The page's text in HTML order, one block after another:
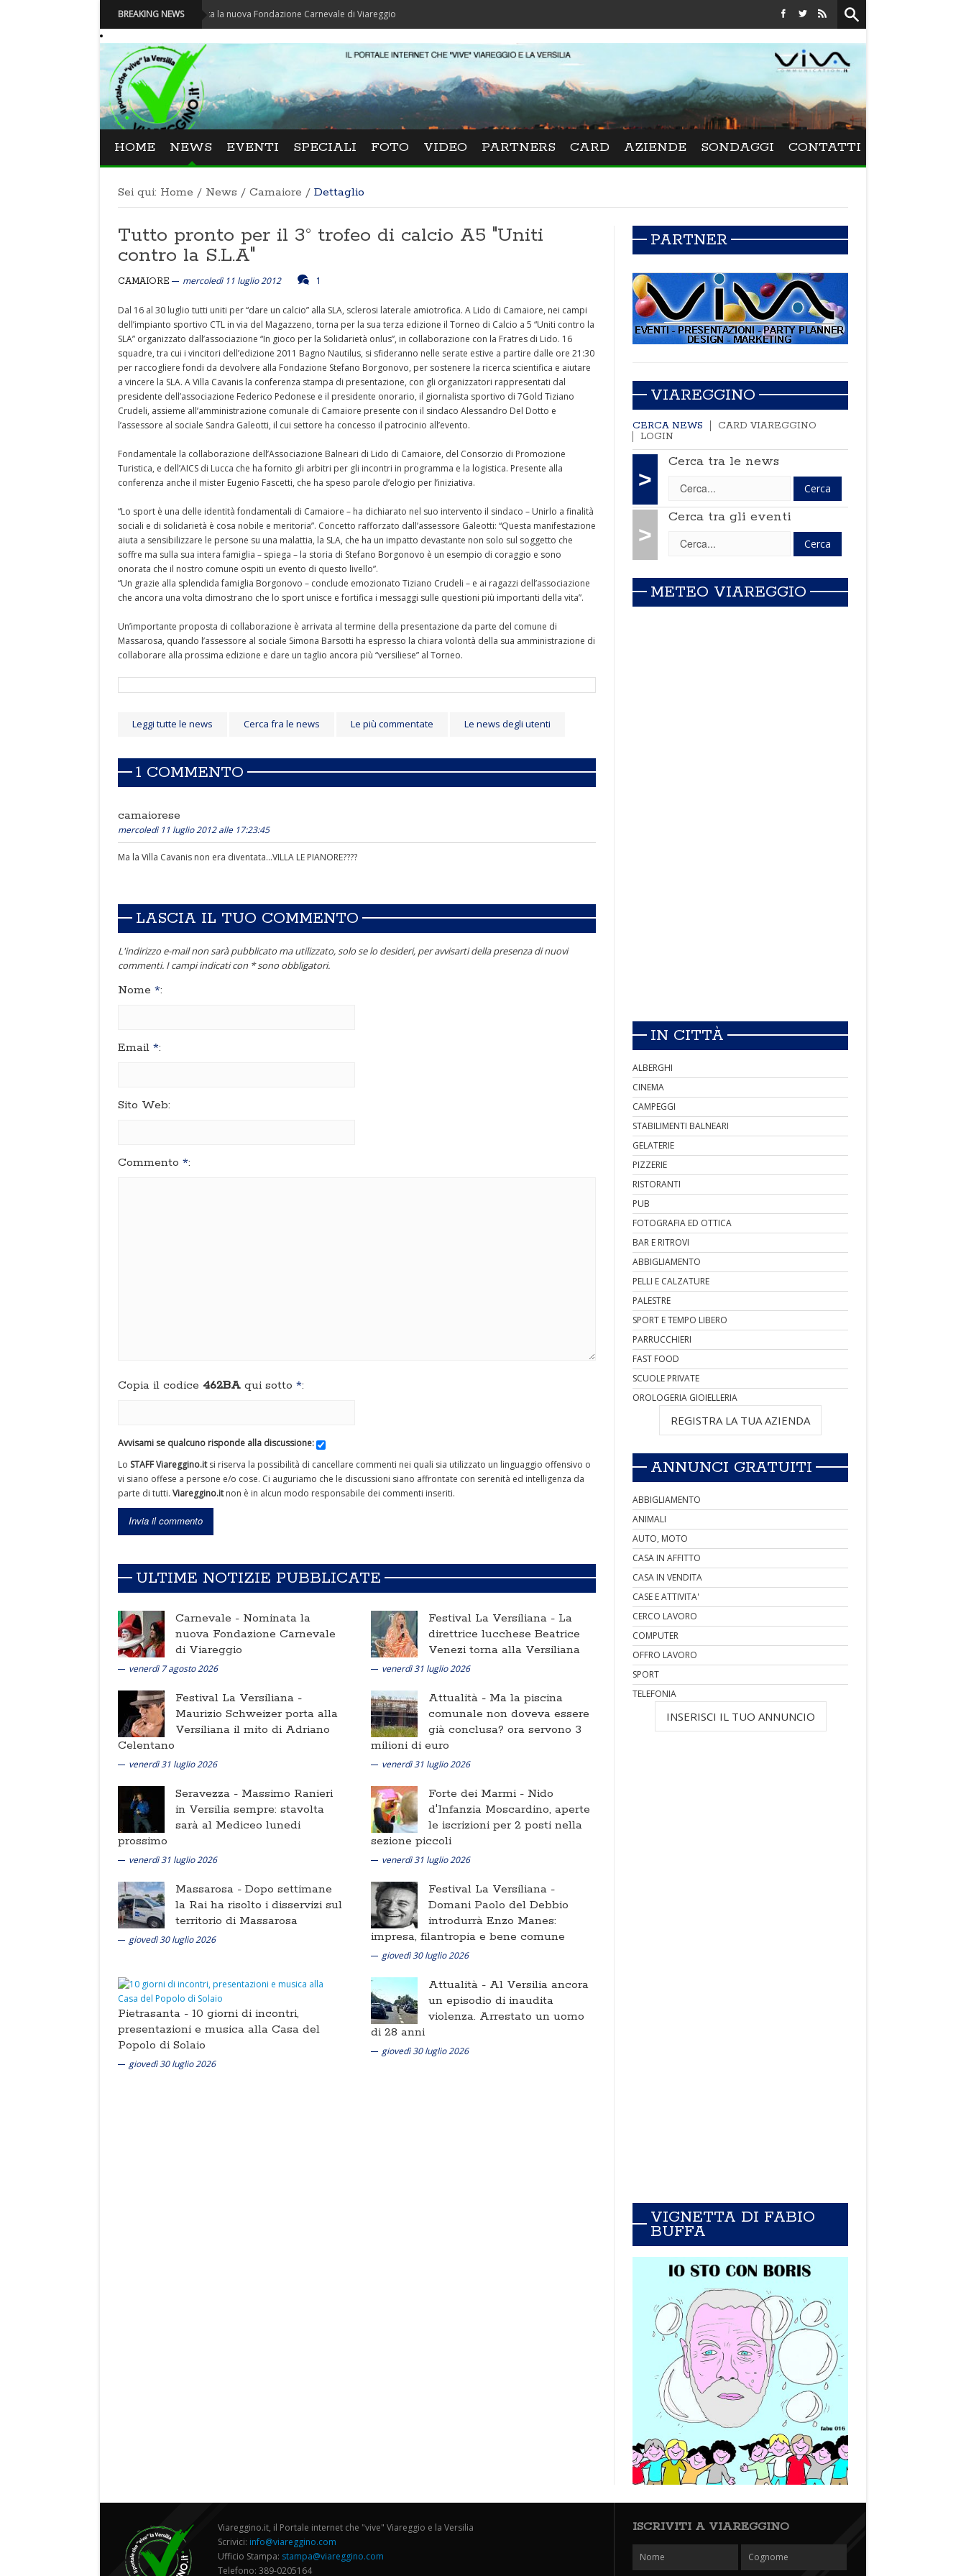
BREAKING NEWS
Carnevale - Nominata la nuova Fondazione Carnevale di Viareggio Festival La Versiliana - La direttrice lucchese Beatrice
HOME NEWS EVENTI SPECIALI FOTO VIDEO PARTNERS CARD AZIENDE SONDAGGI CONTATTI
Sei qui: Home / News / Camaiore / Dettaglio
Tutto pronto per il 3° trofeo di calcio A5 "Uniti
contro la S.L.A"
CAMAIORE mercoledì 11 luglio 2012 1
Dal 16 al 30 luglio tutti uniti per “dare un calcio” alla SLA, sclerosi laterale amiotrofica. A Lido di Camaiore, nei campi
dell’impianto sportivo CTL in via del Magazzeno, torna per la sua terza edizione il Torneo di Calcio a 5 “Uniti contro la
SLA” organizzato dall’associazione “In gioco per la Solidarietà onlus”, in collaborazione con la Fratres di Lido. 16
squadre, tra cui i vincitori dell’edizione 2011 Bagno Nautilus, si sfideranno nelle serate estive a partire dalle ore 21:30
per raccogliere fondi da devolvere alla Fondazione Stefano Borgonovo, per sostenere la ricerca scientifica e aiutare
a vincere la SLA. A Villa Cavanis la conferenza stampa di presentazione, con gli organizzatori rappresentati dal
presidente dell’associazione Federico Pedonese e il presidente onorario, il giornalista sportivo di 7Gold Tiziano
Crudeli, assieme all’amministrazione comunale di Camaiore presente con il sindaco Alessandro Del Dotto e
l’assessore al sociale Sandra Galeotti, il cui settore ha concesso il patrocinio all’evento.
Fondamentale la collaborazione dell’Associazione Balneari di Lido di Camaiore, del Consorzio di Promozione
Turistica, e dell’AICS di Lucca che ha fornito gli arbitri per gli incontri in programma e la logistica. Presente alla
conferenza anche il mister Eugenio Fascetti, che ha speso parole d’elogio per l’iniziativa.
“Lo sport è una delle identità fondamentali di Camaiore – ha dichiarato nel suo intervento il sindaco – Unirlo a finalità
sociali e di solidarietà è cosa nobile e meritoria”. Concetto rafforzato dall’assessore Galeotti: “Questa manifestazione
aiuta a sensibilizzare le persone su una malattia, la SLA, che ha un impatto devastante non solo sul soggetto che
soffre ma sulla sua intera famiglia – spiega – la storia di Stefano Borgonovo è un esempio di coraggio e sono
onorata che il nostro comune ospiti un evento di questo livello”.
“Un grazie alla splendida famiglia Borgonovo – conclude emozionato Tiziano Crudeli – e ai ragazzi dell’associazione
che ancora una volta dimostrano che lo sport unisce e fortifica i messaggi sulle questioni più importanti della vita”.
Un’importante proposta di collaborazione è arrivata al termine della presentazione da parte del comune di
Massarosa, quando l’assessore al sociale Simona Barsotti ha espresso la chiara volontà della sua amministrazione di
collaborare alla prossima edizione e dare un taglio ancora più “versiliese” al Torneo.
Leggi tutte le news Cerca fra le news Le più commentate Le news degli utenti
1 COMMENTO
camaiorese
mercoledì 11 luglio 2012 alle 17:23:45
Ma la Villa Cavanis non era diventata...VILLA LE PIANORE????
LASCIA IL TUO COMMENTO
L'indirizzo e-mail non sarà pubblicato ma utilizzato, solo se lo desideri, per avvisarti della presenza di nuovi
commenti. I campi indicati con * sono obbligatori.
Nome *:
Email *:
Sito Web:
Commento *:
Copia il codice 462BA qui sotto *:
Avvisami se qualcuno risponde alla discussione:
Lo STAFF Viareggino.itsi riserva la possibilità di cancellare commenti nei quali sia utilizzato un linguaggio offensivo o
vi siano offese a persone e/o cose. Ci auguriamo che le discussioni siano affrontate con serenità ed intelligenza da
parte di tutti. Viareggino.itnon è in alcun modo responsabile dei commenti inseriti.
ULTIME NOTIZIE PUBBLICATE
Carnevale - Nominata la
nuova Fondazione Carnevale
di Viareggio
venerdì 7 agosto 2026
Festival La Versiliana - La
direttrice lucchese Beatrice
Venezi torna alla Versiliana
venerdì 31 luglio 2026
Festival La Versiliana -
Maurizio Schweizer porta alla
Versiliana il mito di Adriano
Celentano
venerdì 31 luglio 2026
Attualità - Ma la piscina
comunale non doveva essere
già conclusa? ora servono 3
milioni di euro
venerdì 31 luglio 2026
Seravezza - Massimo Ranieri
in Versilia sempre: stavolta
sarà al Mediceo lunedi
prossimo
venerdì 31 luglio 2026
Forte dei Marmi - Nido
d'Infanzia Moscardino, aperte
le iscrizioni per 2 posti nella
sezione piccoli
venerdì 31 luglio 2026
Massarosa - Dopo settimane
la Rai ha risolto i disservizi sul
territorio di Massarosa
giovedì 30 luglio 2026
Festival La Versiliana -
Domani Paolo del Debbio
introdurrà Enzo Manes:
impresa, filantropia e bene comune
giovedì 30 luglio 2026
Pietrasanta - 10 giorni di incontri,
presentazioni e musica alla Casa del
Popolo di Solaio
giovedì 30 luglio 2026
Attualità - Al Versilia ancora
un episodio di inaudita
violenza. Arrestato un uomo
di 28 anni
giovedì 30 luglio 2026
PARTNER
VIAREGGINO
CERCA NEWS
CARD VIAREGGINO
LOGIN
>
Cerca tra le news
>
Cerca tra gli eventi
METEO VIAREGGIO
IN CITTÀ
ALBERGHI
CINEMA
CAMPEGGI
STABILIMENTI BALNEARI
GELATERIE
PIZZERIE
RISTORANTI
PUB
FOTOGRAFIA ED OTTICA
BAR E RITROVI
ABBIGLIAMENTO
PELLI E CALZATURE
PALESTRE
SPORT E TEMPO LIBERO
PARRUCCHIERI
FAST FOOD
SCUOLE PRIVATE
OROLOGERIA GIOIELLERIA
REGISTRA LA TUA AZIENDA
ANNUNCI GRATUITI
ABBIGLIAMENTO
ANIMALI
AUTO, MOTO
CASA IN AFFITTO
CASA IN VENDITA
CASE E ATTIVITA'
CERCO LAVORO
COMPUTER
OFFRO LAVORO
SPORT
TELEFONIA
INSERISCI IL TUO ANNUNCIO
VIGNETTA DI FABIO
BUFFA
Viareggino.it, il Portale internet che "vive" Viareggio e la Versilia
Scrivici: info@viareggino.com
Ufficio Stampa: stampa@viareggino.com
Telefono: 389-0205164
ISCRIVITI A VIAREGGINO